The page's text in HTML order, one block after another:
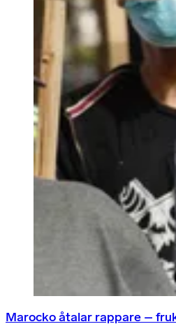
Marocko åtalar rappare –